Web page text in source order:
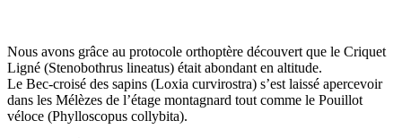
Nous avons grâce au protocole orthoptère découvert que le Criquet
Ligné (Stenobothrus lineatus) était abondant en altitude.
Le Bec-croisé des sapins (Loxia curvirostra) s’est laissé apercevoir
dans les Mélèzes de l’étage montagnard tout comme le Pouillot
véloce (Phylloscopus collybita).